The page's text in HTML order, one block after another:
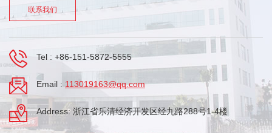
联系我们
Tel : +86-151-5872-5555
Email : 113019163@qq.com
Address: 浙江省乐清经济开发区经九路288号1-4楼